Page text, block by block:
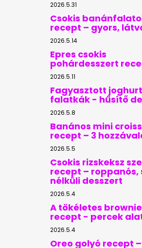
2026.5.31
Csokis
recept – gyors,
2026.5.14
Epres csokis
pohárdesszert
2026.5.11
Fagyasztott joghurt
falatkák - hűsítő
2026.5.8
Banános mini
recept – 3
2026.5.5
Csokis rizskeksz
recept – roppanós,
nélküli desszert
2026.5.4
A tökéletes brownie
recept - percek
2026.5.4
Oreo golyó recept